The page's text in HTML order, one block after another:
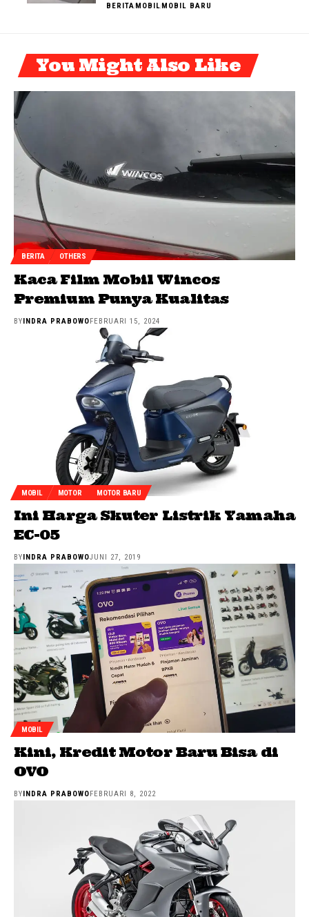
BERITAMOBILMOBIL BARU
You Might Also Like
BERITA OTHERS
Kaca Film Mobil Wincos
Premium Punya Kualitas
BYINDRA PRABOWOFEBRUARI 15, 2024
MOBIL MOTOR MOTOR BARU
Ini Harga Skuter Listrik Yamaha
EC-05
BY INDRA PRABOWOJUNI 27, 2019
MOBIL
Kini, Kredit Motor Baru Bisa di
OVO
BY INDRA PRABOWO FEBRUARI 8, 2022